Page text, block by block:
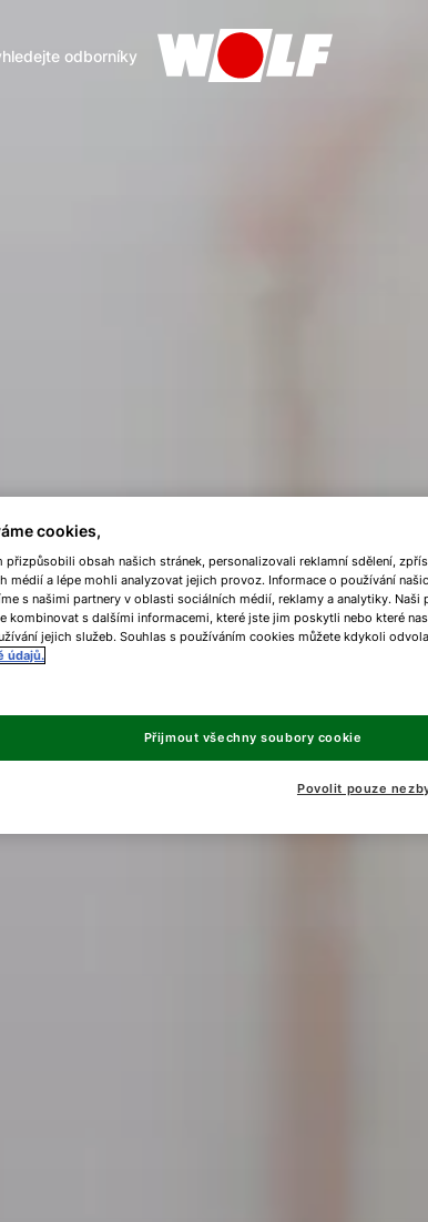
odborníky
cookies,
přizpůsobili obsah našich stránek, personalizovali reklamní sdělení,
médií a lépe mohli analyzovat jejich provoz. Informace o používání
s našimi partnery v oblasti sociálních médií, reklamy a analytiky. Naši
kombinovat s dalšími informacemi, které jste jim poskytli nebo které
jejich služeb. Souhlas s používáním cookies můžete kdykoli
údajů.
Povolit pouze
Přijmout všechny soubory cookie